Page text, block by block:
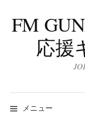
ン
テ
FM
応援
メニュー